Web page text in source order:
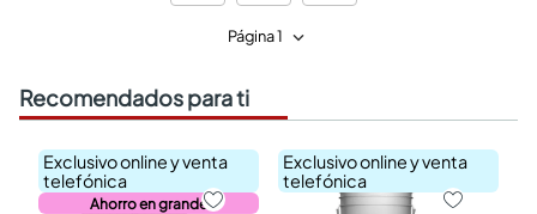
Página 1
Recomendados para ti
Exclusivo online y venta
telefónica
Ahorro en grande
Exclusivo online y venta
telefónica